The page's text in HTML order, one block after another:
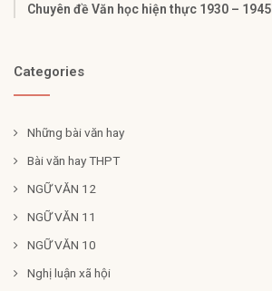
Chuyên đề Văn học hiện thực 1930 – 1945
Categories
Những bài văn hay
Bài văn hay THPT
NGỮ VĂN 12
NGỮ VĂN 11
NGỮ VĂN 10
Nghị luận xã hội